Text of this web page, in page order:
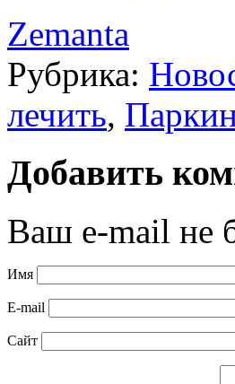
Zemanta
Рубрика:
лечить,
Добавить
Ваш e-mail не
Имя
E-mail
Сайт